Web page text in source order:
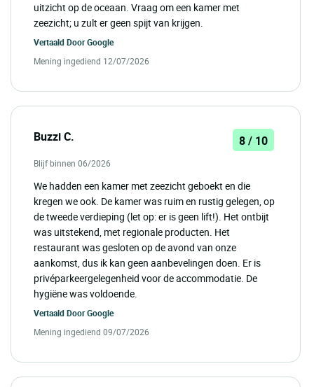
uitzicht op de oceaan. Vraag om een kamer met
zeezicht; u zult er geen spijt van krijgen.
Vertaald DoorGoogle
Mening ingediend 12/07/2026
Buzzi C. 8 / 10
Blijf binnen 06/2026
We hadden een kamer met zeezicht geboekt en die
kregen we ook. De kamer was ruim en rustig gelegen, op
de tweede verdieping (let op: er is geen lift!). Het ontbijt
was uitstekend, met regionale producten. Het
restaurant was gesloten op de avond van onze
aankomst, dus ik kan geen aanbevelingen doen. Er is
privéparkeergelegenheid voor de accommodatie. De
hygiëne was voldoende.
Vertaald DoorGoogle
Mening ingediend 09/07/2026